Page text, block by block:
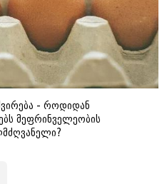
- როდიდან
მეფრინველეობის